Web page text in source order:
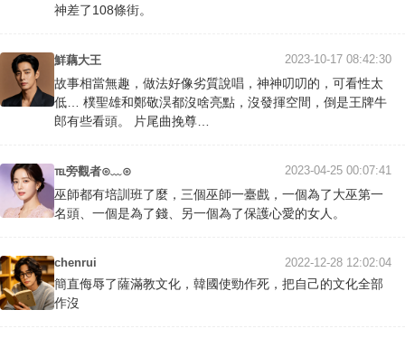
神差了108條街。
鮮藕大王 2023-10-17 08:42:30
故事相當無趣，做法好像劣質說唱，神神叨叨的，可看性太
低… 樸聖雄和鄭敬淏都沒啥亮點，沒發揮空間，倒是王牌牛
郎有些看頭。 片尾曲挽尊…
℡旁觀者⊙﹏⊙ 2023-04-25 00:07:41
巫師都有培訓班了麼，三個巫師一臺戲，一個為了大巫第一
名頭、一個是為了錢、另一個為了保護心愛的女人。
chenrui 2022-12-28 12:02:04
簡直侮辱了薩滿教文化，韓國使勁作死，把自己的文化全部
作沒